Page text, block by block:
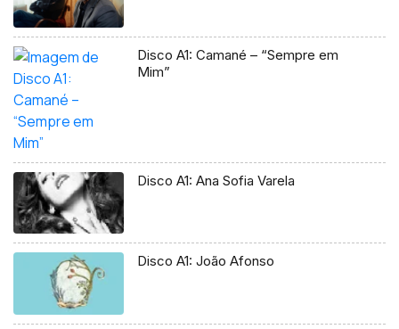
Disco A1: Camané – “Sempre em
Mim”
Disco A1: Ana Sofia Varela
Disco A1: João Afonso